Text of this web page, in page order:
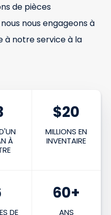
de pièces
nous engageons à
à notre service à la
À
$20
MILLIONS EN
INVENTAIRE
DE
60+
ANS